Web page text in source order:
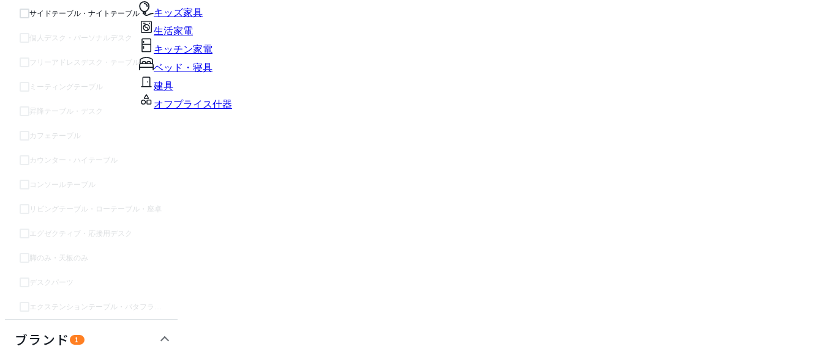
キッズ家具
生活家電
キッチン家電
ベッド・寝具
建具
オフプライス什器
サイドテーブル・ナイトテーブル
個人デスク・パーソナルデスク
フリーアドレスデスク・テーブル
ミーティングテーブル
昇降テーブル・デスク
カフェテーブル
カウンター・ハイテーブル
コンソールテーブル
リビングテーブル・ローテーブル・座卓
エグゼクティブ・応接用デスク
脚のみ・天板のみ
デスクパーツ
ブランド 1